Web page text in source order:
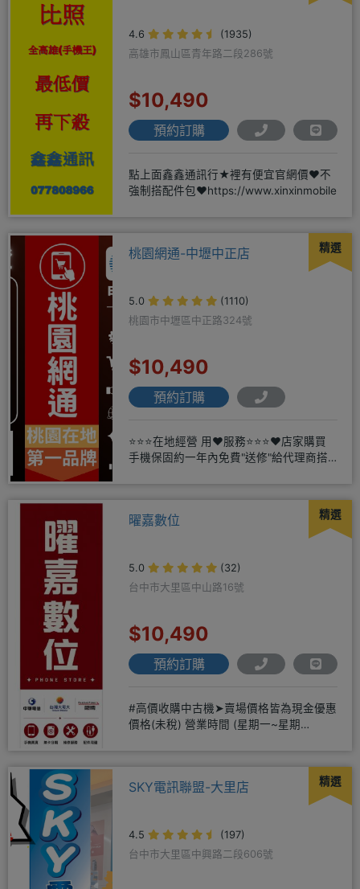
4.6
(1935)
高雄市鳳山區青年路二段286號
$10,490
預約訂購
點上面鑫鑫通訊行★裡有便宜官網價❤️不
強制搭配件包❤️https://www.xinxinmobile
精選
桃園網通-中壢中正店
5.0
(1110)
桃園市中壢區中正路324號
$10,490
預約訂購
⭐⭐⭐在地經營 用❤️服務⭐⭐⭐❤️店家購買
手機保固約一年內免費"送修"給代理商搭
精選
曜嘉數位
5.0
(32)
台中市大里區中山路16號
$10,490
預約訂購
#高價收購中古機➤賣場價格皆為現金優惠
價格(未稅) 營業時間 (星期一~星期
精選
SKY電訊聯盟-大里店
4.5
(197)
台中市大里區中興路二段606號